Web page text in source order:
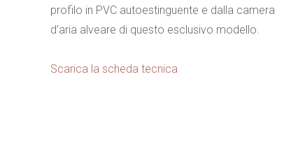
profilo in PVC autoestinguente e dalla camera
d’aria alveare di questo esclusivo modello.
Scarica la scheda tecnica